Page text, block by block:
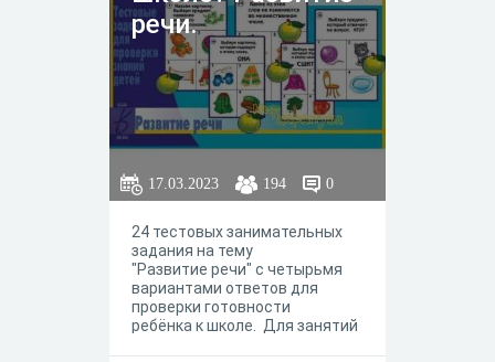
речи.
17.03.2023 194 0
24 тестовых занимательных
задания на тему
"Развитие речи" с четырьмя
вариантами ответов для
проверки готовности
ребёнка к школе. Для занятий